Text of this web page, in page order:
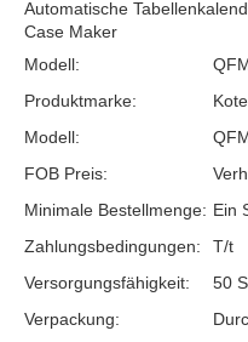
Automatische
Case Maker
Modell:
Produktmarke:
Modell:
FOB Preis:
Minimale Bestellmenge: Ein
Zahlungsbedingungen:
T/t
Versorgungsfähigkeit:
50
Verpackung: